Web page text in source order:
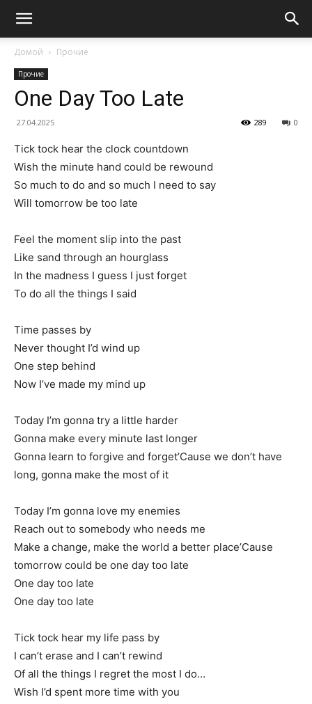
Домой Прочие
Прочие
One Day Too Late
27.04.2025 0
289
Tick tock hear the clock countdown
Wish the minute hand could be rewound
So much to do and so much I need to say
Will tomorrow be too late
Feel the moment slip into the past
Like sand through an hourglass
In the madness I guess I just forget
To do all the things I said
Time passes by
Never thought I’d wind up
One step behind
Now I’ve made my mind up
Today I’m gonna try a little harder
Gonna make every minute last longer
Gonna learn to forgive and forget’Cause we don’t have
long, gonna make the most of it
Today I’m gonna love my enemies
Reach out to somebody who needs me
Make a change, make the world a better place’Cause
tomorrow could be one day too late
One day too late
One day too late
Tick tock hear my life pass by
I can’t erase and I can’t rewind
Of all the things I regret the most I do…
Wish I’d spent more time with you